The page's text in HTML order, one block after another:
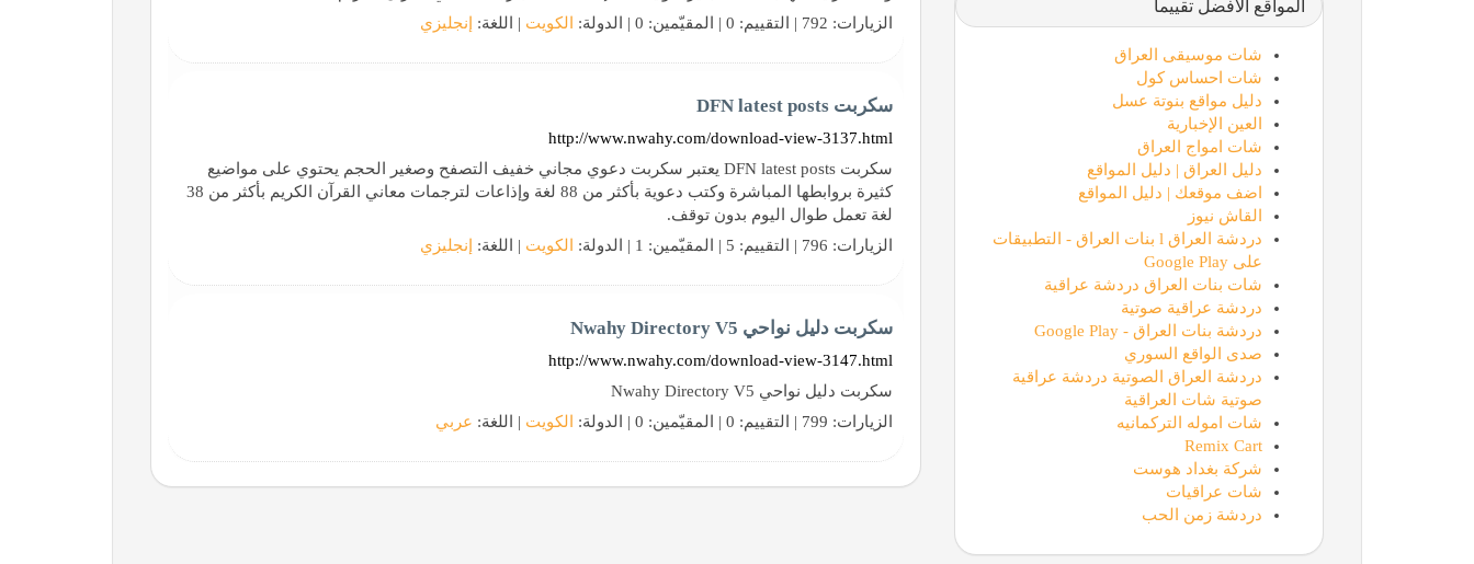
الزيارات: 792 | التقييم: 0 | المقيّمين: 0 | الدولة:
الكويت | اللغة: إنجليزي
سكربت DFN latest posts
http://www.nwahy.com/download-view-3137.html
سكربت DFN latest posts يعتبر سكربت دعوي مجاني خفيف التصفح وصغير الحجم يحتوي على مواضيع
كثيرة بروابطها المباشرة وكتب دعوية بأكثر من 88 لغة وإذاعات لترجمات معاني القرآن الكريم بأكثر من 38
لغة تعمل طوال اليوم بدون توقف.
الزيارات: 796 | التقييم: 5 | المقيّمين: 1 | الدولة:
الكويت | اللغة: إنجليزي
سكربت دليل نواحي Nwahy Directory V5
http://www.nwahy.com/download-view-3147.html
سكربت دليل نواحي Nwahy Directory V5
الزيارات: 799 | التقييم: 0 | المقيّمين: 0 | الدولة:
الكويت | اللغة: عربي
المواقع الأفضل تقييماً
شات موسيقى العراق
شات احساس كول
دليل مواقع بنوتة عسل
العين الإخبارية
شات امواج العراق
دليل العراق | دليل المواقع
اضف موقعك | دليل المواقع
القاش نيوز
دردشة العراق l بنات العراق - التطبيقات
على Google Play
شات بنات العراق دردشة عراقية
دردشة عراقية صوتية
دردشة بنات العراق - Google Play
صدى الواقع السوري
دردشة العراق الصوتية دردشة عراقية
صوتية شات العراقية
شات اموله التركمانيه
Remix Cart
شركة بغداد هوست
شات عراقيات
دردشة زمن الحب